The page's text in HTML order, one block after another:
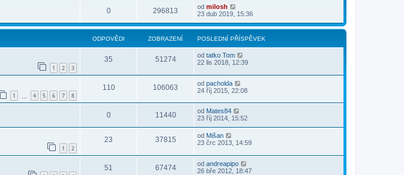
0 296813 od milosh
23 dub 2019, 15:36
ODPOVĚDI ZOBRAZENÍ POSLEDNÍ PŘÍSPĚVEK
1 2 3
35 51274 od tatko Tom
22 lis 2018, 12:39
1 4 5 6 7 8
110 106063 od pacholda
24 říj 2015, 22:08
0 11440 od Mates84
23 říj 2014, 15:52
1 2
23 37815 od Mišan
23 črc 2013, 14:59
51 67474 od andreapipo
26 bře 2012, 18:47